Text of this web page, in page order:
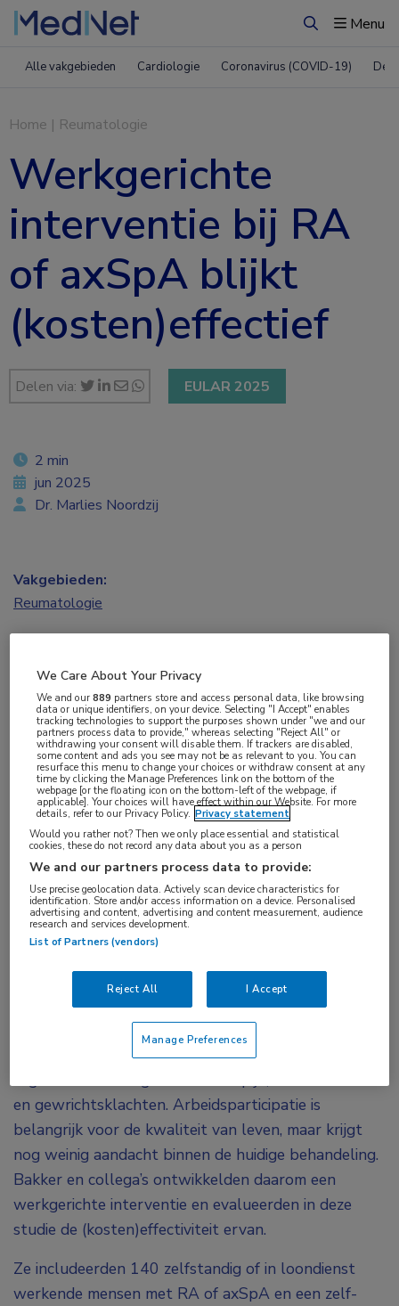
ZoekenMenu
Alle vakgebieden Cardiologie Coronavirus (COVID-19)
Home | Reumatologie
Werkgerichte
interventie bij RA
of axSpA blijkt
(kosten)effectief
Delen via: EULAR 2025
Een werkgerichte interventie begeleid door een
fysiotherapeut leidde bij mensen met RA of
axSpA en een verminderd arbeidsvermogen niet
tot betere werkgerelateerde uitkomsten dan
standaardzorg. De interventie leek wél superieur
te zijn wat betreft QALY’s en kostenbesparing,
aldus Nienke Bakker (LUMC), die een award won
voor haar abstract.
Mensen met reumatoïde artritis (RA) of axiale
spondyloartritis (axSpA) lopen in hun werk vaak
en gewrichtsklachten. Arbeidsparticipatie is
belangrijk voor de kwaliteit van leven, maar krijgt
nog weinig aandacht binnen de huidige behandeling.
Bakker en collega’s ontwikkelden daarom een
werkgerichte interventie en evalueerden in deze
studie de (kosten)effectiviteit ervan.
Ze includeerden 140 zelfstandig of in loondienst
werkende mensen met RA of axSpA en een zelf-
2 min
jun 2025
Dr. Marlies Noordzij
Vakgebieden:
Reumatologie
Reumatoïde artritis,Spondyloartritis
Tags:
axSpA,fysieke activiteit,fysiotherapie,kosteneffectiviteit
werkvermogen
We Care About Your Privacy
We and our889 partners store and access personal data, like browsing
data or unique identifiers, on your device. Selecting "I Accept" enables
tracking technologies to support the purposes shown under "we and our
partners process data to provide," whereas selecting "Reject All" or
withdrawing your consent will disable them. If trackers are disabled,
some content and ads you see may not be as relevant to you. You can
resurface this menu to change your choices or withdraw consent at any
time by clicking the Manage Preferences link on the bottom of the
webpage [or the floating icon on the bottom-left of the webpage, if
applicable]. Your choices will have effect within our Website. For more
details, refer to our Privacy Policy. Privacy statement
Would you rather not? Then we only place essential and statistical
cookies, these do not record any data about you as a person
We and our partners process data to provide:
Use precise geolocation data. Actively scan device characteristics for
identification. Store and/or access information on a device. Personalised
advertising and content, advertising and content measurement, audience
research and services development.
List of Partners (vendors)
Reject All I Accept
Manage Preferences